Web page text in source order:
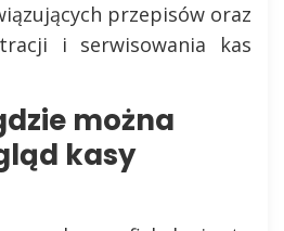
przepisów oraz
i serwisowania kas
można
kasy